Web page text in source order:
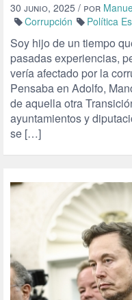
30 junio, 2025 / por
Corrupción
Política
Soy hijo de un tiempo
pasadas experiencias,
vería afectado por la
Pensaba en Adolfo,
de aquella otra
ayuntamientos y
se […]